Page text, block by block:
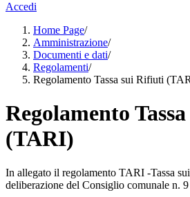
Accedi
Home Page/
Amministrazione/
Documenti e dati/
Regolamenti/
Regolamento Tassa sui Rifiuti
Regolamento
(TARI)
In allegato il regolamento TARI -Tassa
deliberazione del Consiglio comunale n.